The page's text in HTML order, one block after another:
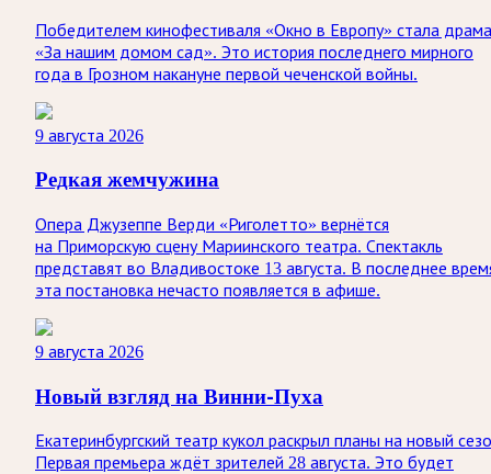
Победителем кинофестиваля «Окно в Европу» стала драма
«За нашим домом сад». Это история последнего мирного
года в Грозном накануне первой чеченской войны.
9 августа 2026
Редкая жемчужина
Опера Джузеппе Верди «Риголетто» вернётся
на Приморскую сцену Мариинского театра. Спектакль
представят во Владивостоке 13 августа. В последнее
эта постановка нечасто появляется в афише.
9 августа 2026
Новый взгляд на Винни-Пуха
Екатеринбургский театр кукол раскрыл планы на новый
Первая премьера ждёт зрителей 28 августа. Это будет